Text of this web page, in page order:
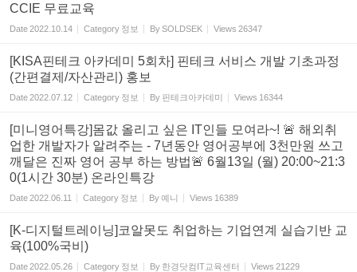
CCIE 무료교육
Date2022.10.14 Category 정보 BySOLDSEK Views 26347
[KISA핀테크 아카데미 5회차] 핀테크 서비스 개발 기초과정
(간편결제/자산관리) 홍보
Date2022.07.12 Category 정보 By 핀테크아카데미 Views 16344
[미니영어특강]몸값 올리고 싶은 IT인들 모여라~! 🚨 해외취
업한 개발자가 알려주는 - 7년동안 영어공부에 3천만원 쓰고
깨달은 진짜 영어 공부 하는 방법🚨 6월13일 (월) 20:00~21:3
0(1시간 30분) 온라인특강
Date2022.06.11 Category 정보 By예니 Views 16389
[K-디지털트레이닝]코알못도 취업하는 기업연계 실습기반 교
육(100%국비)
Date2022.05.26 Category 정보 By 한경닷컴IT교육센터 Views 21229